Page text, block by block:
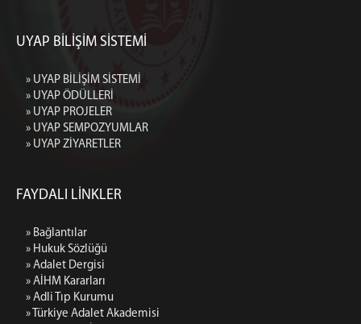
UYAP BİLİŞİM SİSTEMİ
» UYAP BİLİŞİM SİSTEMİ
» UYAP ÖDÜLLERİ
» UYAP PROJELER
» UYAP SEMPOZYUMLAR
» UYAP ZİYARETLER
FAYDALI LİNKLER
» Bağlantılar
» Hukuk Sözlüğü
» Adalet Dergisi
» AİHM Kararları
» Adli Tıp Kurumu
» Türkiye Adalet Akademisi